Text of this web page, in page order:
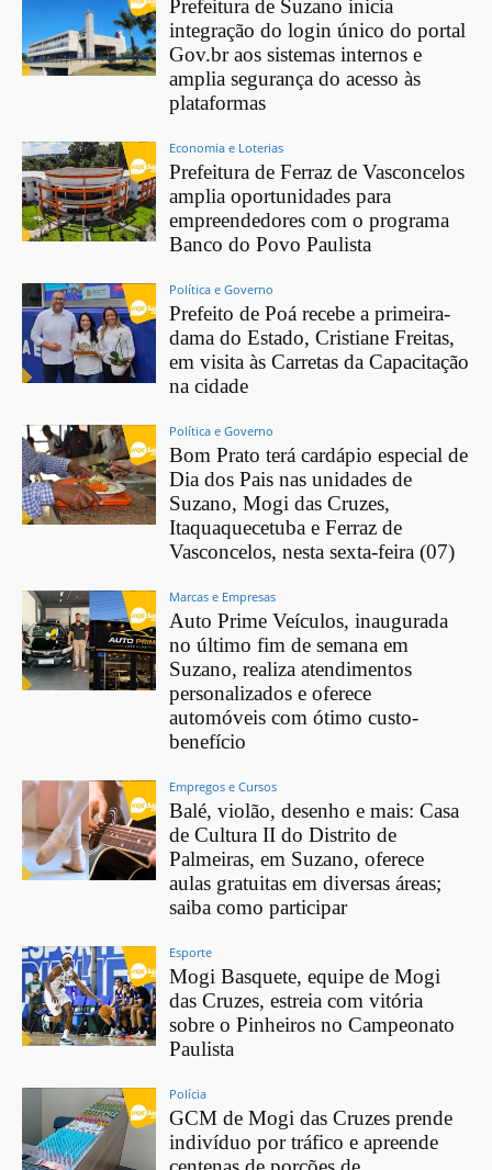
Prefeitura de Suzano inicia
integração do login único do portal
Gov.br aos sistemas internos e
amplia segurança do acesso às
plataformas
Economia e Loterias
Prefeitura de Ferraz de Vasconcelos
amplia oportunidades para
empreendedores com o programa
Banco do Povo Paulista
Política e Governo
Prefeito de Poá recebe a primeira-
dama do Estado, Cristiane Freitas,
em visita às Carretas da Capacitação
na cidade
Política e Governo
Bom Prato terá cardápio especial de
Dia dos Pais nas unidades de
Suzano, Mogi das Cruzes,
Itaquaquecetuba e Ferraz de
Vasconcelos, nesta sexta-feira (07)
Marcas e Empresas
Auto Prime Veículos, inaugurada
no último fim de semana em
Suzano, realiza atendimentos
personalizados e oferece
automóveis com ótimo custo-
benefício
Empregos e Cursos
Balé, violão, desenho e mais: Casa
de Cultura II do Distrito de
Palmeiras, em Suzano, oferece
aulas gratuitas em diversas áreas;
saiba como participar
Esporte
Mogi Basquete, equipe de Mogi
das Cruzes, estreia com vitória
sobre o Pinheiros no Campeonato
Paulista
Polícia
GCM de Mogi das Cruzes prende
indivíduo por tráfico e apreende